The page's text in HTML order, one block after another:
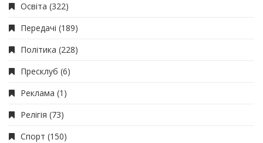
Освіта (322)
Передачі (189)
Політика (228)
Пресклуб (6)
Реклама (1)
Релігія (73)
Спорт (150)